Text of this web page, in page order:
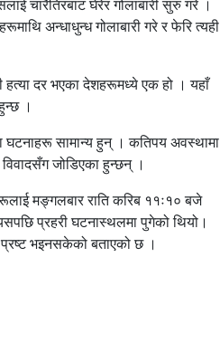
चारैतिरबाट घेरेर गोलाबारी सुरु गरे ।
अन्धाधुन्ध गोलाबारी गरे र फेरि त्यही
हत्या दर भएका देशहरूमध्ये एक हो । यहाँ
।
घटनाहरू सामान्य हुन् । कतिपय अवस्थामा
जोडिएका हुन्छन् ।
मङ्गलबार राति करिब ११ः१० बजे
प्रहरी घटनास्थलमा पुगेको थियो।
भइनसकेको बताएको छ ।